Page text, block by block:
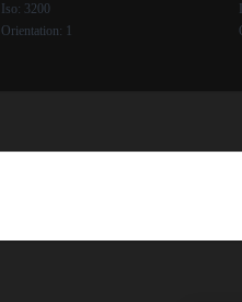
Iso: 3200
Orientation: 1